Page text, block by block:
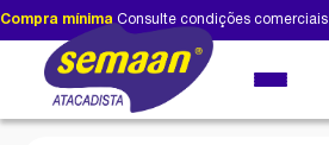
Compra mínima Consulte condições comerciais